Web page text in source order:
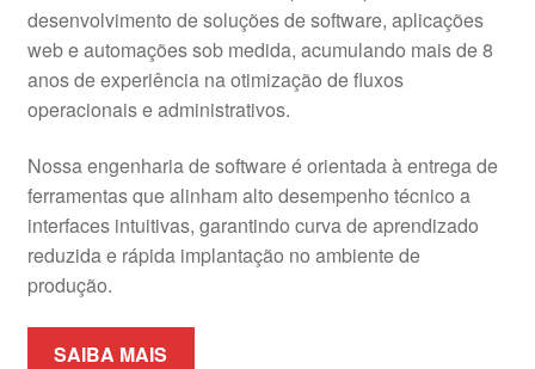
desenvolvimento de soluções de software, aplicações
web e automações sob medida, acumulando mais de 8
anos de experiência na otimização de fluxos
operacionais e administrativos.
Nossa engenharia de software é orientada à entrega de
ferramentas que alinham alto desempenho técnico a
interfaces intuitivas, garantindo curva de aprendizado
reduzida e rápida implantação no ambiente de
produção.
SAIBA MAIS